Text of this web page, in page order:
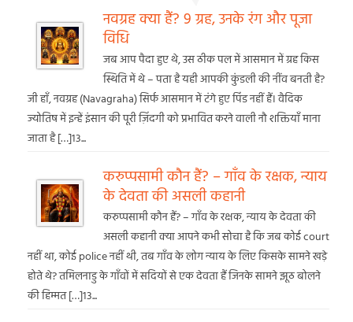
नवग्रह क्या हैं? 9 ग्रह, उनके रंग और पूजा
विधि
जब आप पैदा हुए थे, उस ठीक पल में आसमान में ग्रह किस
स्थिति में थे – पता है यही आपकी कुंडली की नींव बनती है?
जी हाँ, नवग्रह (Navagraha) सिर्फ आसमान में टंगे हुए पिंड नहीं हैं। वैदिक
ज्योतिष में इन्हें इंसान की पूरी ज़िंदगी को प्रभावित करने वाली नौ शक्तियाँ माना
जाता है […]13...
करुप्पसामी कौन हैं? – गाँव के रक्षक, न्याय
के देवता की असली कहानी
करुप्पसामी कौन हैं? – गाँव के रक्षक, न्याय के देवता की
असली कहानी क्या आपने कभी सोचा है कि जब कोई court
नहीं था, कोई police नहीं थी, तब गाँव के लोग न्याय के लिए किसके सामने खड़े
होते थे? तमिलनाडु के गाँवों में सदियों से एक देवता हैं जिनके सामने झूठ बोलने
की हिम्मत […]13...